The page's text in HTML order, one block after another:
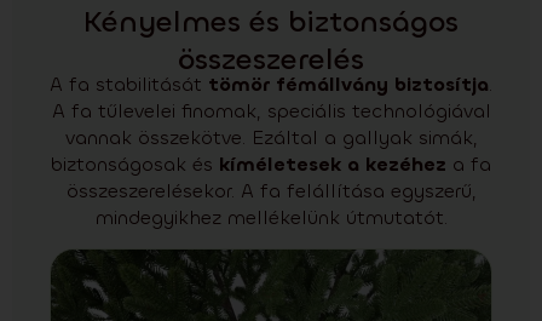
Kényelmes és biztonságos
összeszerelés
A fa stabilitását tömör fémállvány biztosítja.
A fa tűlevelei finomak, speciális technológiával
vannak összekötve. Ezáltal a gallyak simák,
biztonságosak és kíméletesek a kezéhez a fa
összeszerelésekor. A fa felállítása egyszerű,
mindegyikhez mellékelünk útmutatót.